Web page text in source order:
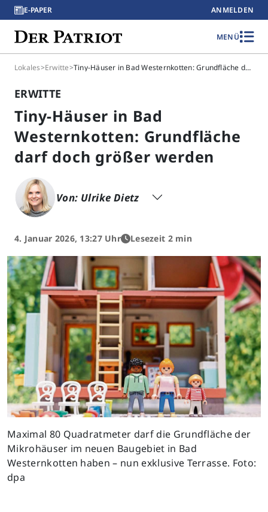
E-PAPER ANMELDEN
MENÜ
Lokales>Erwitte> Tiny-Häuser in Bad Westernkotten: Grundfläche darf doch größer werden
ERWITTE
Tiny-Häuser in Bad
Westernkotten: Grundfläche
darf doch größer werden
Von: Ulrike Dietz
4. Januar 2026, 13:27 Uhr Lesezeit 2 min
Maximal 80 Quadratmeter darf die Grundfläche der
Mikrohäuser im neuen Baugebiet in Bad
Westernkotten haben – nun exklusive Terrasse. Foto:
dpa